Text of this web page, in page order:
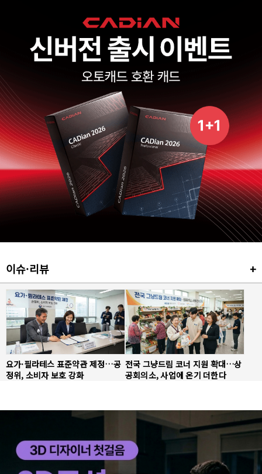
이슈·리뷰 +
요가·필라테스 표준약관 제정…공
정위, 소비자 보호 강화
전국 그냥드림 코너 지원 확대…상
공회의소, 사업에 온기 더한다